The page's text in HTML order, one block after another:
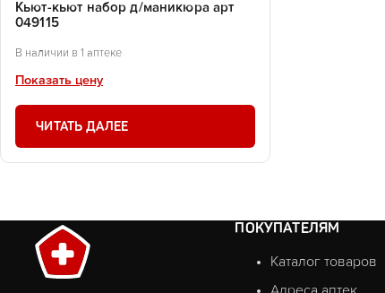
Кьют-кьют набор д/маникюра арт
049115
В наличии в 1 аптеке
Показать цену
ЧИТАТЬ ДАЛЕЕ
ПОКУПАТЕЛЯМ
Каталог товаров
Адреса аптек